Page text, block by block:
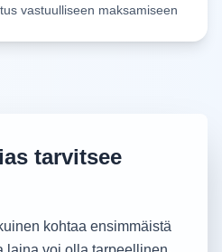
vastuulliseen maksamiseen
tarvitsee
kohtaa ensimmäistä